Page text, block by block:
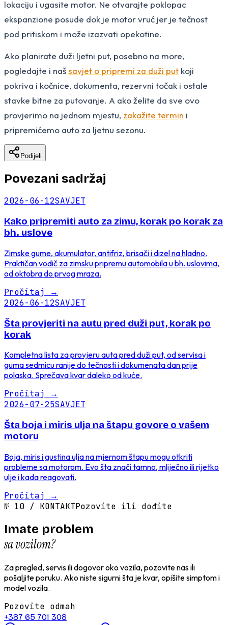
lokaciju i ugasite motor. Ne otvarajte poklopac
ekspanzione posude dok je motor vruć jer je tečnost
pod pritiskom i može izazvati opekotine.
Ako planirate duži ljetni put, posebno na more,
pogledajte i našsavjet o pripremi za duži put koji
pokriva i kočnice, dokumenta, rezervni točak i ostale
stavke bitne za putovanje. A ako želite da sve ovo
provjerimo na jednom mjestu, zakažite termin i
pripremićemo auto za ljetnu sezonu.
Podijeli
Povezani sadržaj
2026-06-12SAVJET
Kako pripremiti auto za zimu, korak po korak za
bh. uslove
Zimske gume, akumulator, antifriz, brisači i dizel na hladno.
Praktičan vodič za zimsku pripremu automobila u bh. uslovima,
od oktobra do prvog mraza.
Pročitaj →
2026-06-12SAVJET
Šta provjeriti na autu pred duži put, korak po
korak
Kompletna lista za provjeru auta pred duži put, od servisa i
guma sedmicu ranije do tečnosti i dokumenata dan prije
polaska. Sprečava kvar daleko od kuće.
Pročitaj →
2026-07-25SAVJET
Šta boja i miris ulja na štapu govore o vašem
motoru
Boja, miris i gustina ulja na mjernom štapu mogu otkriti
probleme sa motorom. Evo šta znači tamno, mliječno ili rijetko
ulje i kada reagovati.
Pročitaj →
№ 10 / KONTAKTPozovite ili dođite
Imate problem
sa vozilom?
Za pregled, servis ili dogovor oko vozila, pozovite nas ili
pošaljite poruku. Ako niste sigurni šta je kvar, opišite simptom i
model vozila.
Pozovite odmah
+387 65 701 308